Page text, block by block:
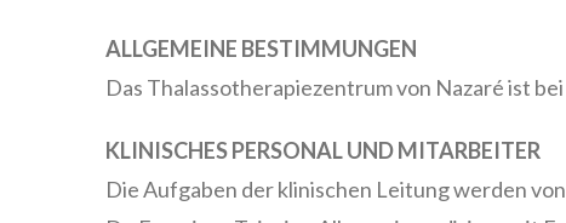
ALLGEMEINE BESTIMMUNGEN
Das Thalassotherapiezentrum von Nazaré ist
KLINISCHES PERSONAL UND MITARBEITER
Die Aufgaben der klinischen Leitung werden